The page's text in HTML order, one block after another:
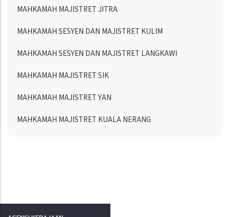
MAHKAMAH MAJISTRET JITRA
MAHKAMAH SESYEN DAN MAJISTRET KULIM
MAHKAMAH SESYEN DAN MAJISTRET LANGKAWI
MAHKAMAH MAJISTRET SIK
MAHKAMAH MAJISTRET YAN
MAHKAMAH MAJISTRET KUALA NERANG